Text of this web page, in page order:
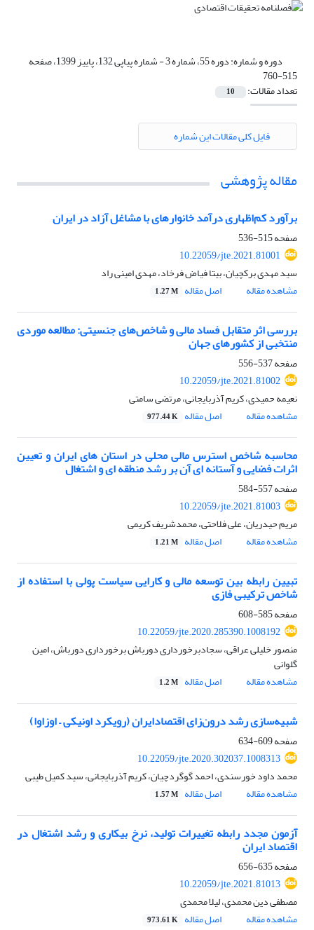
دوره و شماره: دوره 55، شماره 3 - شماره پیاپی 132، پاییز 1399، صفحه
515-760
تعداد مقالات: 10
فایل کلی مقالات این شماره
مقاله پژوهشی
برآورد کم‌اظهاری درآمد خانوارهای با مشاغل آزاد در ایران
صفحه515-536
10.22059/jte.2021.81001
سید مهدی برکچیان، بیتا فیاض فرخاد، مهدی امینی راد
مشاهده مقاله
اصل مقاله 1.27 M
بررسی اثر متقابل فساد مالی و شاخص‌های جنسیتی: مطالعه موردی
منتخبی از کشورهای جهان
صفحه537-556
10.22059/jte.2021.81002
نعیمه حمیدی، کریم آذربایجانی، مرتضی سامتی
مشاهده مقاله
اصل مقاله 977.44 K
محاسبه شاخص استرس مالی محلی در استان های ایران و تعیین
اثرات فضایی و آستانه ای آن بر رشد منطقه ای و اشتغال
صفحه557-584
10.22059/jte.2021.81003
مریم حیدریان، علی فلاحتی، محمدشریف کریمی
مشاهده مقاله
اصل مقاله 1.21 M
تبیین رابطه بین توسعه مالی و کارایی سیاست پولی با استفاده از
شاخص ترکیبی فازی
صفحه585-608
10.22059/jte.2020.285390.1008192
منصور خلیلی عراقی، سجادبرخورداری دورباش برخورداری دورباش، امین
گلوانی
مشاهده مقاله
اصل مقاله 1.2 M
شبیه‌سازی رشد درون‌زای اقتصادایران (رویکرد اونیکی – اوزاوا)
صفحه609-634
10.22059/jte.2020.302037.1008313
محمد داود خورسندی، احمد گوگردچیان، کریم آذربایجانی، سید کمیل طیبی
مشاهده مقاله
اصل مقاله 1.57 M
آزمون مجدد رابطه تغییرات تولید، نرخ بیکاری و رشد اشتغال در
اقتصاد ایران
صفحه635-656
10.22059/jte.2021.81013
مصطفی دین محمدی، لیلا محمدی
مشاهده مقاله
اصل مقاله 973.61 K